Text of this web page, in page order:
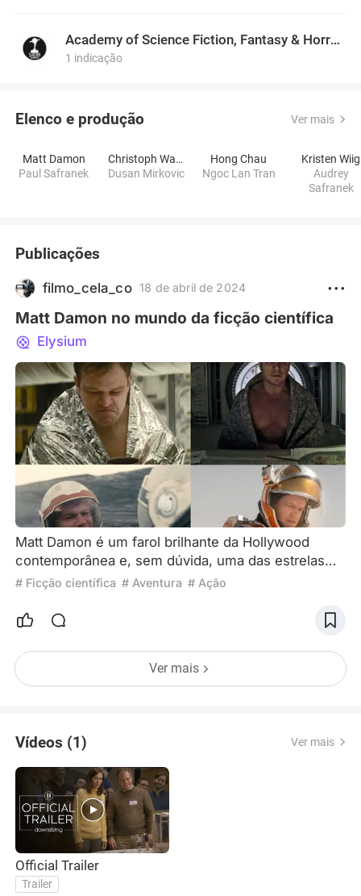
Academy of Science Fiction, Fantasy & Horror Films, USA
1 indicação
Elenco e produção Ver mais
Matt Damon
Paul Safranek
Christoph Waltz
Dusan Mirkovic
Hong Chau
Ngoc Lan Tran
Kristen Wiig
Audrey
Safranek
Publicações
filmo_cela_co 18 de abril de 2024
Matt Damon no mundo da ficção científica
Elysium
Matt Damon é um farol brilhante da Hollywood
contemporânea e, sem dúvida, uma das estrelas
mais brilhantes da indústria cinematográfica. Sua
tapeçaria, com cada filme entrelaçando
papéis, sua atuação em filmes de ficção científica
é particularmente cativante, entregando ao público
uma visão profunda do gêne
# Ficção científica # Aventura # Ação
Ver mais
Vídeos (1) Ver mais
Official Trailer
Trailer